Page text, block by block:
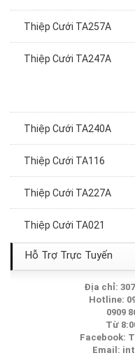
Thiệp Cưới TA257A
Thiệp Cưới TA247A
Thiệp Cưới TA240A
Thiệp Cưới TA116
Thiệp Cưới TA227A
Thiệp Cưới TA021
Thiệp Cưới TA136
Thiệp Cưới TA063
Thiệp Cưới TA228A
Thiệp Cưới TA210A
Hỗ Trợ Trực Tuyến
Địa chỉ:
Hotline:
0909
Từ
Facebook:
Email: